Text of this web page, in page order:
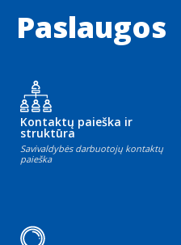
Paslaugos
Kontaktų paieška ir
struktūra
Savivaldybės darbuotojų kontaktų
paieška